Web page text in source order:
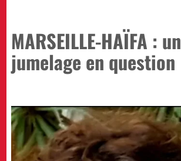
MARSEILLE-HAÏFA : un
jumelage en question